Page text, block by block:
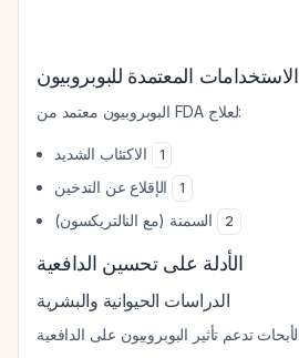
الاستخدامات المعتمدة للبوبروبيون
البوبروبيون معتمد من FDA لعلاج:
1
1
2
الأدلة على تحسين الدافعية
الدراسات الحيوانية والبشرية